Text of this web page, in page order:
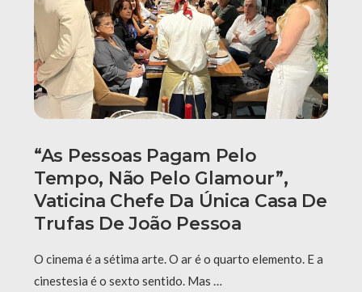
“As Pessoas Pagam Pelo
Tempo, Não Pelo Glamour”,
Vaticina Chefe Da Única Casa De
Trufas De João Pessoa
O cinema é a sétima arte. O ar é o quarto elemento. E a
cinestesia é o sexto sentido. Mas …